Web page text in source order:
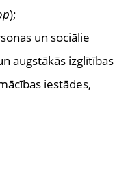
);
un sociālie
augstākās izglītības
iestādes,